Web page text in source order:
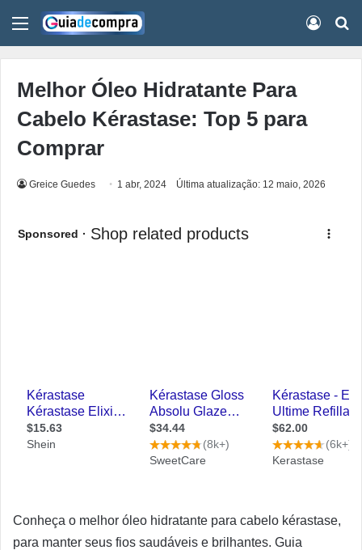
Menu
Melhor Óleo Hidratante Para
Cabelo Kérastase: Top 5 para
Comprar
Greice Guedes 1 abr, 2024 Última atualização: 12 maio, 2026
Conheça o melhor óleo hidratante para cabelo kérastase,
para manter seus fios saudáveis e brilhantes. Guia